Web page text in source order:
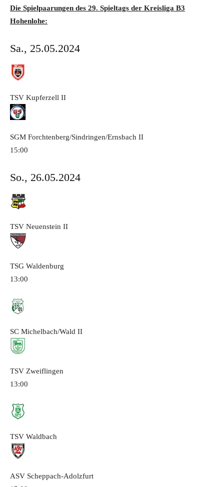
Die Spielpaarungen des 29. Spieltags der Kreisliga B3
Hohenlohe:
Sa., 25.05.2024
TSV Kupferzell II
SGM Forchtenberg/Sindringen/Ernsbach II
15:00
So., 26.05.2024
TSV Neuenstein II
TSG Waldenburg
13:00
SC Michelbach/Wald II
TSV Zweiflingen
13:00
TSV Waldbach
ASV Scheppach-Adolzfurt